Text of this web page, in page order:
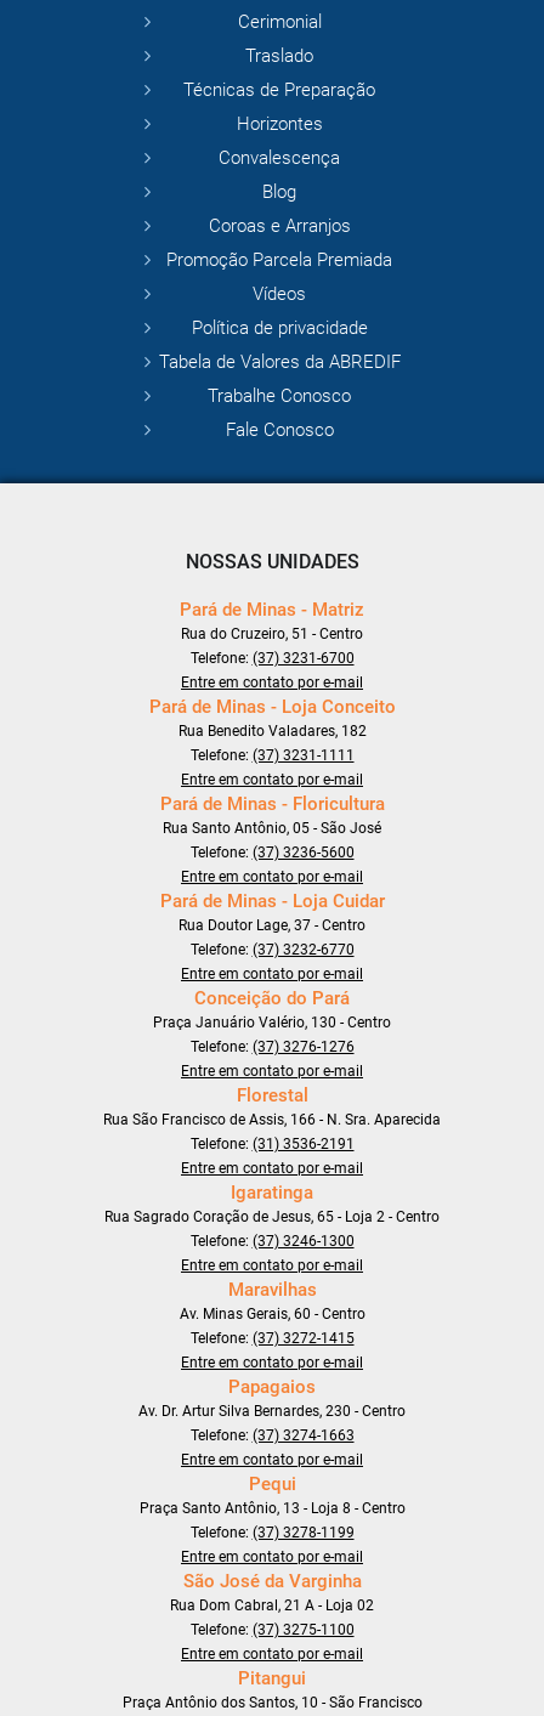
Cerimonial
Traslado
Técnicas de Preparação
Horizontes
Convalescença
Blog
Coroas e Arranjos
Promoção Parcela Premiada
Vídeos
Política de privacidade
Tabela de Valores da ABREDIF
Trabalhe Conosco
Fale Conosco
NOSSAS UNIDADES
Pará de Minas - Matriz
Rua do Cruzeiro, 51 - Centro
Telefone: (37) 3231-6700
Entre em contato por e-mail
Pará de Minas - Loja Conceito
Rua Benedito Valadares, 182
Telefone: (37) 3231-1111
Entre em contato por e-mail
Pará de Minas - Floricultura
Rua Santo Antônio, 05 - São José
Telefone: (37) 3236-5600
Entre em contato por e-mail
Pará de Minas - Loja Cuidar
Rua Doutor Lage, 37 - Centro
Telefone: (37) 3232-6770
Entre em contato por e-mail
Conceição do Pará
Praça Januário Valério, 130 - Centro
Telefone: (37) 3276-1276
Entre em contato por e-mail
Florestal
Rua São Francisco de Assis, 166 - N. Sra. Aparecida
Telefone: (31) 3536-2191
Entre em contato por e-mail
Igaratinga
Rua Sagrado Coração de Jesus, 65 - Loja 2 - Centro
Telefone: (37) 3246-1300
Entre em contato por e-mail
Maravilhas
Av. Minas Gerais, 60 - Centro
Telefone: (37) 3272-1415
Entre em contato por e-mail
Papagaios
Av. Dr. Artur Silva Bernardes, 230 - Centro
Telefone: (37) 3274-1663
Entre em contato por e-mail
Pequi
Praça Santo Antônio, 13 - Loja 8 - Centro
Telefone: (37) 3278-1199
Entre em contato por e-mail
São José da Varginha
Rua Dom Cabral, 21 A - Loja 02
Telefone: (37) 3275-1100
Entre em contato por e-mail
Pitangui
Praça Antônio dos Santos, 10 - São Francisco